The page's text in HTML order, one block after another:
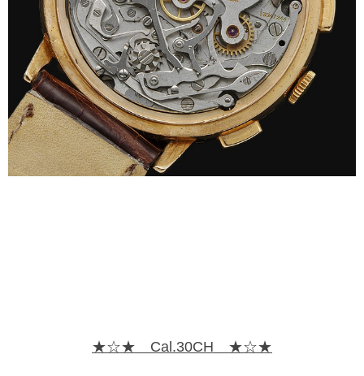
★☆★ Cal.30CH ★☆★